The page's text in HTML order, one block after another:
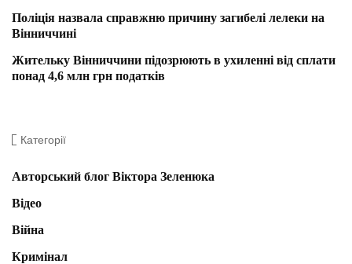
Поліція назвала справжню причину загибелі лелеки на
Вінниччині
Жительку Вінниччини підозрюють в ухиленні від сплати
понад 4,6 млн грн податків
Категорії
Авторський блог Віктора Зеленюка
Відео
Війна
Кримінал